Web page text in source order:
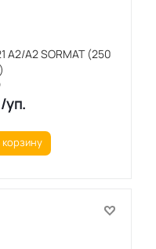
А2/А2 SORMAT (250
/уп.